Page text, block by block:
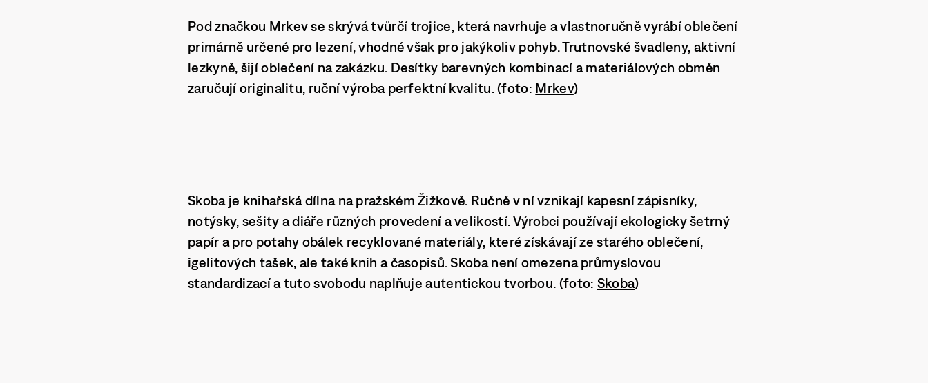
Pod značkou Mrkevse skrývá tvůrčí trojice, která navrhuje a vlastnoručně vyrábíoblečení
primárně určené pro lezení, vhodné však pro jakýkoliv pohyb. Trutnovské švadleny, aktivní
lezkyně, šijí oblečení na zakázku. Desítky barevných kombinací a materiálových obměn
zaručují originalitu, ruční výroba perfektní kvalitu. (foto: Mrkev)
Skoba je knihařská dílnana pražském Žižkově. Ručně v ní vznikají kapesní zápisníky,
notýsky, sešity a diáře různých provedení a velikostí. Výrobci používají ekologicky šetrný
papír a pro potahy obálek recyklované materiály, které získávají ze starého oblečení,
igelitových tašek, ale také knih a časopisů. Skoba není omezena průmyslovou
standardizací a tuto svobodu naplňuje autentickou tvorbou. (foto: Skoba)